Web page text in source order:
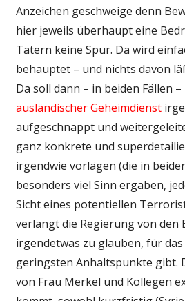
Anzeichen geschweige denn
hier jeweils überhaupt eine
Tätern keine Spur. Da wird
behauptet – und nichts davon
Da soll dann – in beiden Fällen
ausländischer Geheimdienst
aufgeschnappt und
ganz konkrete und
irgendwie vorlägen (die in
besonders viel Sinn ergaben,
Sicht eines potentiellen
verlangt die Regierung von den
irgendetwas zu glauben, für das
geringsten Anhaltspunkte gibt.
von Frau Merkel und Kollegen